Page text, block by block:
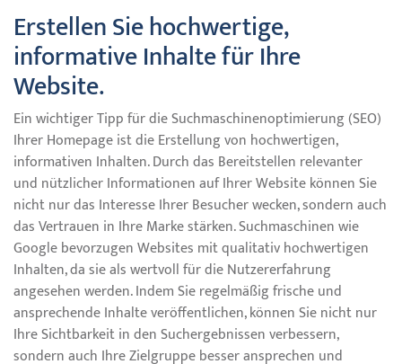
Erstellen Sie hochwertige,
informative Inhalte für Ihre
Website.
Ein wichtiger Tipp für die Suchmaschinenoptimierung (SEO)
Ihrer Homepage ist die Erstellung von hochwertigen,
informativen Inhalten. Durch das Bereitstellen relevanter
und nützlicher Informationen auf Ihrer Website können Sie
nicht nur das Interesse Ihrer Besucher wecken, sondern auch
das Vertrauen in Ihre Marke stärken. Suchmaschinen wie
Google bevorzugen Websites mit qualitativ hochwertigen
Inhalten, da sie als wertvoll für die Nutzererfahrung
angesehen werden. Indem Sie regelmäßig frische und
ansprechende Inhalte veröffentlichen, können Sie nicht nur
Ihre Sichtbarkeit in den Suchergebnissen verbessern,
sondern auch Ihre Zielgruppe besser ansprechen und